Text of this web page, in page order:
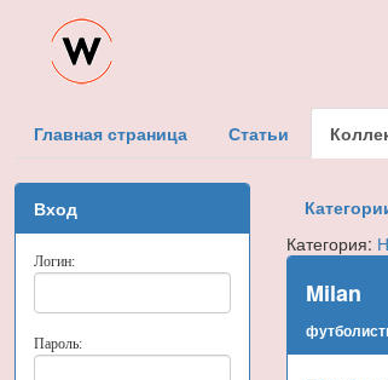
Главная страница Статьи
Вход
Логин:
Пароль:
Категория:
Milan